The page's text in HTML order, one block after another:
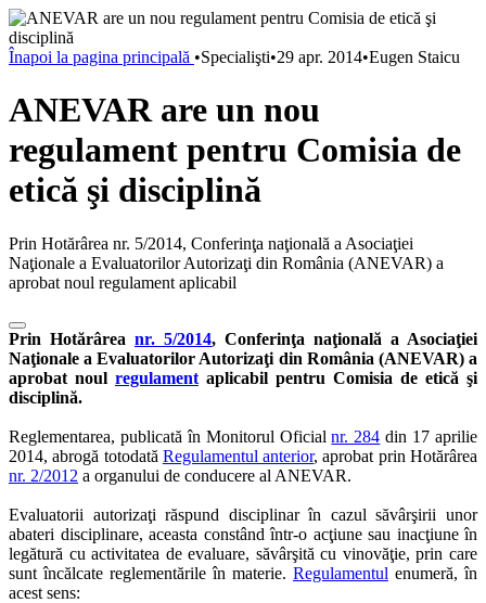
Înapoi la pagina principală •Specialişti•29 apr. 2014•Eugen Staicu
ANEVAR are un nou
regulament pentru Comisia de
etică şi disciplină
Prin Hotărârea nr. 5/2014, Conferinţa naţională a Asociaţiei
Naţionale a Evaluatorilor Autorizaţi din România (ANEVAR) a
aprobat noul regulament aplicabil
Prin Hotărârea nr. 5/2014, Conferinţa naţională a Asociaţiei
Naţionale a Evaluatorilor Autorizaţi din România (ANEVAR) a
aprobat noul regulament aplicabil pentru Comisia de etică şi
disciplină.
Reglementarea, publicată în Monitorul Oficialnr. 284 din 17 aprilie
2014, abrogă totodată Regulamentul anterior, aprobat prin Hotărârea
nr. 2/2012 a organului de conducere al ANEVAR.
Evaluatorii autorizaţi răspund disciplinar în cazul săvârşirii unor
abateri disciplinare, aceasta constând într-o acţiune sau inacţiune în
legătură cu activitatea de evaluare, săvârşită cu vinovăţie, prin care
sunt încălcate reglementările în materie. Regulamentul enumeră, în
acest sens: